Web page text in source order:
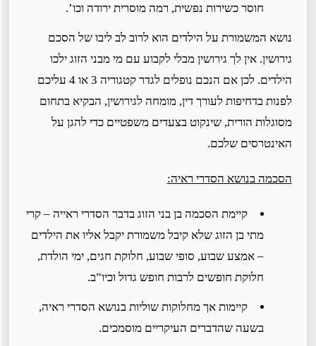
חוסר כשירות נפשית, רמה מוסרית ירודה וכו’.
נושא המשמורת על הילדים הוא לרוב לב ליבו של הסכם
גירושין. אין לך גירושין מבלי לקבוע עם מי מבני הזוג ילכו
הילדים. לכן אם הנכם נופלים לגדר קטגוריה 3 או 4 עליכם
לפנות בדחיפות לעורך דין, מומחה לגירושין, הבקיא בתחום
מסוגלות הורית, שינקוט בצעדים משפטיים כדי להגן על
האינטרסים שלכם.
הסכמה בנושא הסדרי ראיה:
קיימת הסכמה בן בני הזוג בדבר הסדרי ראייה – קרי
מתי בן הזוג שלא קיבל משמורת יקבל אליו את הילדים
– אמצע שבוע, סופי שבוע, חלוקת חגים, ימי הולדת,
חלוקת חופשים לרבות חופש גדול וכיו”ב.
קיימות אך מחלוקות שוליות בנושא הסדרי ראיה,
בשעה שהדברים העיקריים מוסמכים.